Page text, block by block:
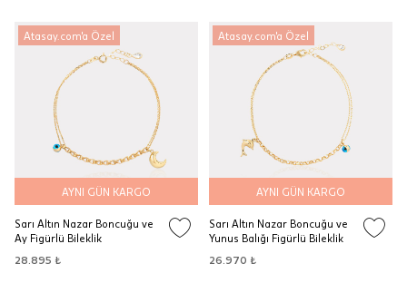
Atasay.com'a Özel
AYNI GÜN KARGO
Sarı Altın Nazar Boncuğu ve
Ay Figürlü Bileklik
28.895 ₺
Atasay.com'a Özel
AYNI GÜN KARGO
Sarı Altın Nazar Boncuğu ve
Yunus Balığı Figürlü Bileklik
26.970 ₺